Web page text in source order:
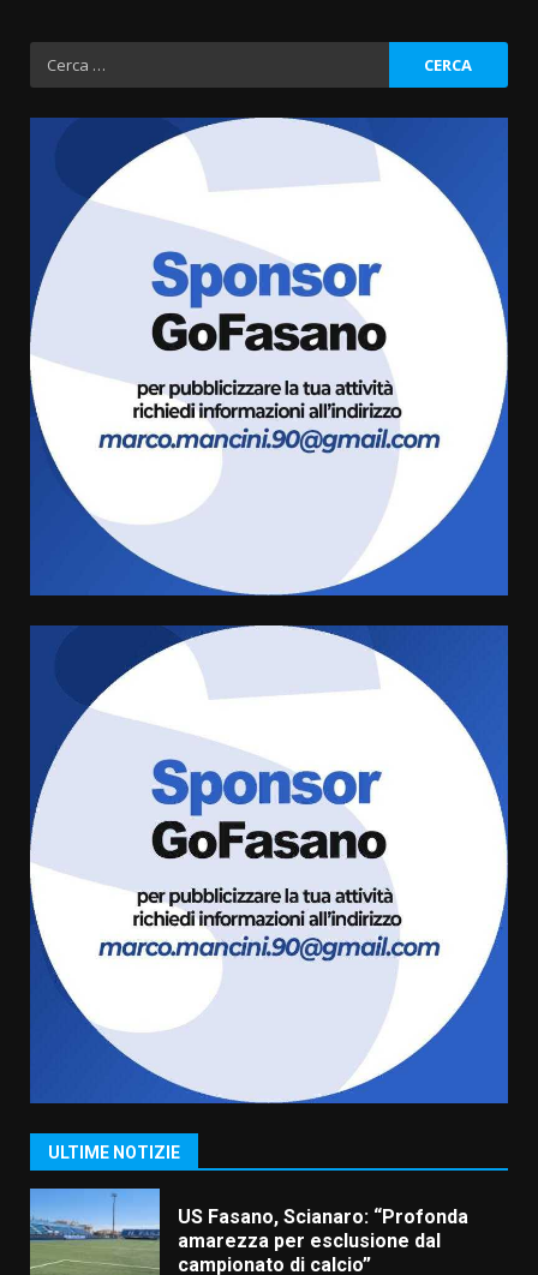
Ricerca
per:
ULTIME NOTIZIE
Fasanese ferito a colpi di arma
da fuoco
6 Agosto 2026 18:13
Carta d’identità: continua il piano
di aperture straordinarie del
Comune di Fasano
Grazia Neglia, coordinatrice
cittadina di Fratelli d’Italia,
pronta a tornare in Consiglio
comunale
6 Agosto 2026 08:00
Cura dei beni comuni e
cittadinanza attiva: online
l’avviso per la gestione
condivisa della Villetta di
Laureto
La magia del Minareto e la prima
assoluta de “L’Albergo
Belvedere. Il rapimento”
6 Agosto 2026 06:15
1
“I Contestatori: Musica di
Rivoluzione”: nuovo
appuntamento con “Fasano in
US Fasano, Scianaro: “Profonda
amarezza per esclusione dal
campionato di calcio”